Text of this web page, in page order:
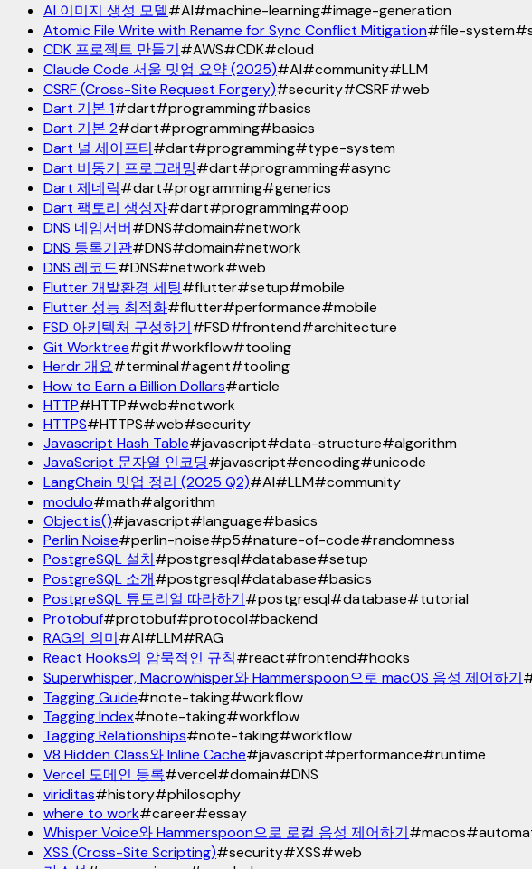
AI 이미지 생성 모델#AI#machine-learning#image-generation
Atomic File Write with Rename for Sync Conflict Mitigation#file-system#
CDK 프로젝트 만들기#AWS#CDK#cloud
Claude Code 서울 밋업 요약 (2025)#AI#community#LLM
CSRF (Cross-Site Request Forgery)#security#CSRF#web
Dart 기본 1#dart#programming#basics
Dart 기본 2#dart#programming#basics
Dart 널 세이프티#dart#programming#type-system
Dart 비동기 프로그래밍#dart#programming#async
Dart 제네릭#dart#programming#generics
Dart 팩토리 생성자#dart#programming#oop
DNS 네임서버#DNS#domain#network
DNS 등록기관#DNS#domain#network
DNS 레코드#DNS#network#web
Flutter 개발환경 세팅#flutter#setup#mobile
Flutter 성능 최적화#flutter#performance#mobile
FSD 아키텍처 구성하기#FSD#frontend#architecture
Git Worktree#git#workflow#tooling
Herdr 개요#terminal#agent#tooling
How to Earn a Billion Dollars#article
HTTP#HTTP#web#network
HTTPS#HTTPS#web#security
Javascript Hash Table#javascript#data-structure#algorithm
JavaScript 문자열 인코딩#javascript#encoding#unicode
LangChain 밋업 정리 (2025 Q2)#AI#LLM#community
modulo#math#algorithm
Object.is()#javascript#language#basics
Perlin Noise#perlin-noise#p5#nature-of-code#randomness
PostgreSQL 설치#postgresql#database#setup
PostgreSQL 소개#postgresql#database#basics
PostgreSQL 튜토리얼 따라하기#postgresql#database#tutorial
Protobuf#protobuf#protocol#backend
RAG의 의미#AI#LLM#RAG
React Hooks의 암묵적인 규칙#react#frontend#hooks
Superwhisper, Macrowhisper와 Hammerspoon으로 macOS 음성 제어하기
Tagging Guide#note-taking#workflow
Tagging Index#note-taking#workflow
Tagging Relationships#note-taking#workflow
V8 Hidden Class와 Inline Cache#javascript#performance#runtime
Vercel 도메인 등록#vercel#domain#DNS
viriditas#history#philosophy
where to work#career#essay
Whisper Voice와 Hammerspoon으로 로컬 음성 제어하기#macos#
XSS (Cross-Site Scripting)#security#XSS#web